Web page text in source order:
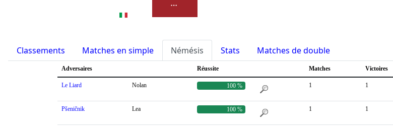
Classements Matches en simple Némésis Stats Matches de double
Adversaires Réussite Matches Victoires
Le Liard Nolan 100 % 1 1
Pšeničnik Lea 100 % 1 1